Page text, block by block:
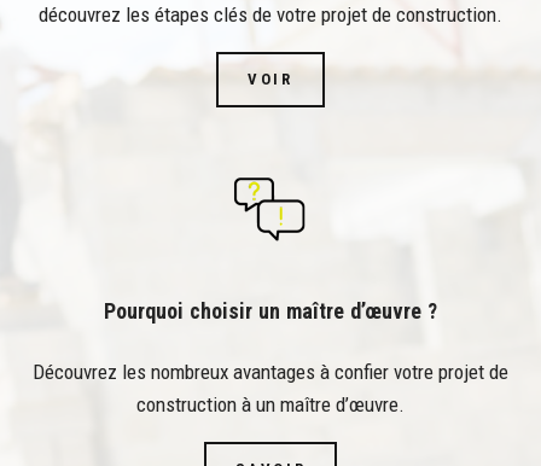
découvrez les étapes clés de votre projet de construction.
VOIR
Pourquoi choisir un maître d’œuvre ?
Découvrez les nombreux avantages à confier votre projet de
construction à un maître d’œuvre.